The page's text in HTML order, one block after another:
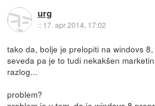
urg
:: 17. apr 2014, 17:02
tako da, bolje je prelopiti na windovs
seveda pa je to tudi nekakšen
razlog...
problem?